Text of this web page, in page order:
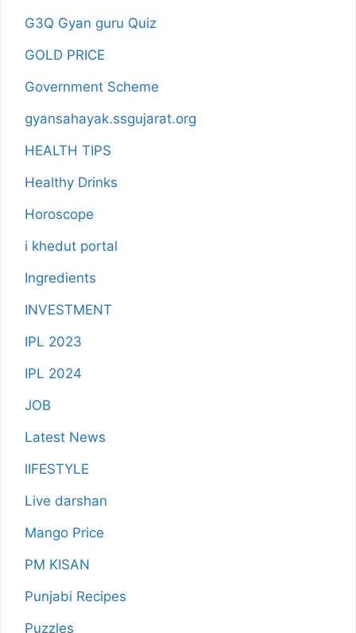
G3Q Gyan guru Quiz
GOLD PRICE
Government Scheme
gyansahayak.ssgujarat.org
HEALTH TIPS
Healthy Drinks
Horoscope
i khedut portal
Ingredients
INVESTMENT
IPL 2023
IPL 2024
JOB
Latest News
lIFESTYLE
Live darshan
Mango Price
PM KISAN
Punjabi Recipes
Puzzles